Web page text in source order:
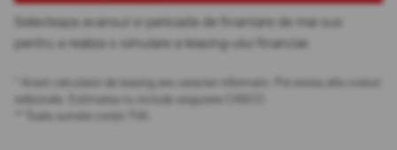
Selecteaza avansul si perioada de finantare de mai sus
pentru a realiza o simulare a leasing-ului financiar.
* Acest calculator de leasing are caracter informativ. Pot exista alte costuri
adiționale. Estimarea nu include asigurare CASCO.
** Toate sumele conțin TVA.